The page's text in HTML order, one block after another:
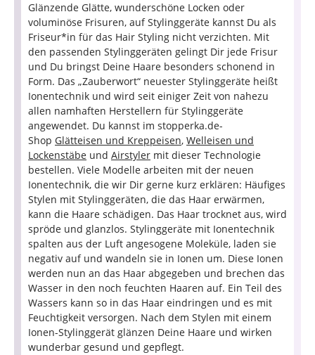
Glänzende Glätte, wunderschöne Locken oder
voluminöse Frisuren, auf Stylinggeräte kannst Du als
Friseur*in für das Hair Styling nicht verzichten. Mit
den passenden Stylinggeräten gelingt Dir jede Frisur
und Du bringst Deine Haare besonders schonend in
Form. Das „Zauberwort“ neuester Stylinggeräte heißt
Ionentechnik und wird seit einiger Zeit von nahezu
allen namhaften Herstellern für Stylinggeräte
angewendet. Du kannst im stopperka.de-
Shop Glätteisen und Kreppeisen, Welleisen und
Lockenstäbe und Airstyler mit dieser Technologie
bestellen. Viele Modelle arbeiten mit der neuen
Ionentechnik, die wir Dir gerne kurz erklären: Häufiges
Stylen mit Stylinggeräten, die das Haar erwärmen,
kann die Haare schädigen. Das Haar trocknet aus, wird
spröde und glanzlos. Stylinggeräte mit Ionentechnik
spalten aus der Luft angesogene Moleküle, laden sie
negativ auf und wandeln sie in Ionen um. Diese Ionen
werden nun an das Haar abgegeben und brechen das
Wasser in den noch feuchten Haaren auf. Ein Teil des
Wassers kann so in das Haar eindringen und es mit
Feuchtigkeit versorgen. Nach dem Stylen mit einem
Ionen-Stylinggerät glänzen Deine Haare und wirken
wunderbar gesund und gepflegt.